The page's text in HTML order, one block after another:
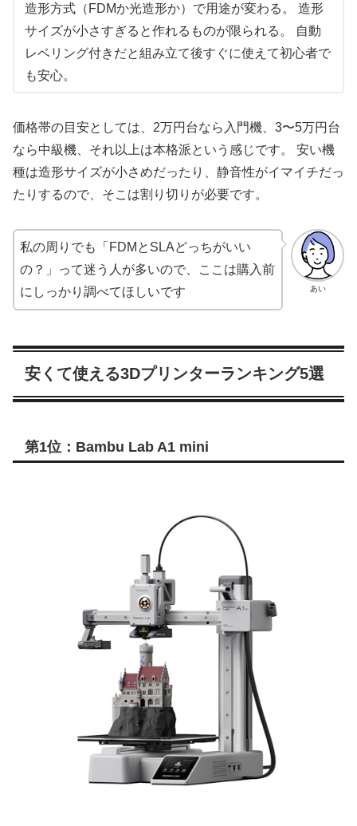
造形方式（FDMか光造形か）で用途が変わる。 造形
サイズが小さすぎると作れるものが限られる。 自動
レベリング付きだと組み立て後すぐに使えて初心者で
も安心。
価格帯の目安としては、2万円台なら入門機、3〜5万円台
なら中級機、それ以上は本格派という感じです。 安い機
種は造形サイズが小さめだったり、静音性がイマイチだっ
たりするので、そこは割り切りが必要です。
あい
私の周りでも「FDMとSLAどっちがいい
の？」って迷う人が多いので、ここは購入前
にしっかり調べてほしいです
安くて使える3Dプリンターランキング5選
第1位：Bambu Lab A1 mini